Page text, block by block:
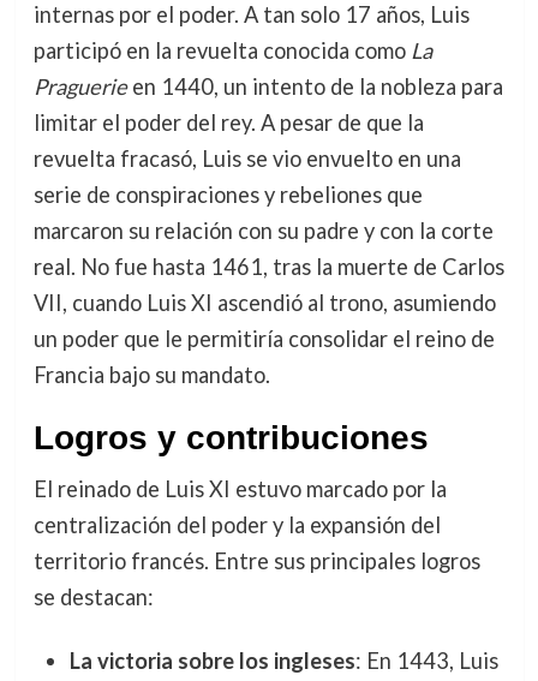
internas por el poder. A tan solo 17 años, Luis
participó en la revuelta conocida como La
Praguerieen 1440, un intento de la nobleza para
limitar el poder del rey. A pesar de que la
revuelta fracasó, Luis se vio envuelto en una
serie de conspiraciones y rebeliones que
marcaron su relación con su padre y con la corte
real. No fue hasta 1461, tras la muerte de Carlos
VII, cuando Luis XI ascendió al trono, asumiendo
un poder que le permitiría consolidar el reino de
Francia bajo su mandato.
Logros y contribuciones
El reinado de Luis XI estuvo marcado por la
centralización del poder y la expansión del
territorio francés. Entre sus principales logros
se destacan:
La victoria sobre los ingleses: En 1443, Luis